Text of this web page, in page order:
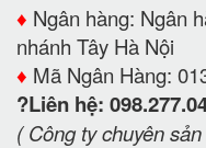
♦️ Ngân hàng: Ngân
nhánh Tây Hà Nội
♦️ Mã Ngân Hàng:
?Liên hệ:
( Công ty chuyên